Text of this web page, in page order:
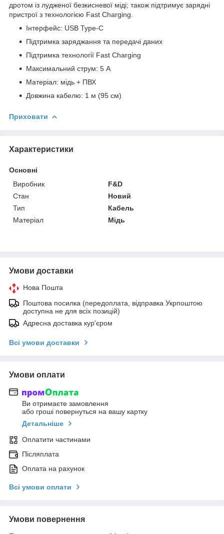
дротом із лудженої безкисневої міді; також підтримує зарядні
пристрої з технологією Fast Charging.
Інтерфейс: USB Type-C
Підтримка заряджання та передачі даних
Підтримка технології Fast Charging
Максимальний струм: 5 А
Матеріал: мідь + ПВХ
Довжина кабелю: 1 м (95 см)
Приховати
Характеристики
Основні
Виробник
F&D
Стан
Новий
Тип
Кабель
Матеріал
Мідь
Умови доставки
Нова Пошта
Поштова посилка (передоплата, відправка Укрпоштою
доступна не для всіх позицій)
Адресна доставка кур'єром
Всі умови доставки
Умови оплати
Ви отримаєте замовлення
або гроші повернуться на вашу картку
Детальніше
Оплатити частинами
Післяплата
Оплата на рахунок
Всі умови оплати
Умови повернення